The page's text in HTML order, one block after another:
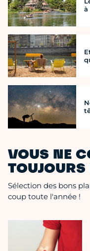
à
VOUS NE
TOUJOURS
Sélection des bons
coup toute l'année !